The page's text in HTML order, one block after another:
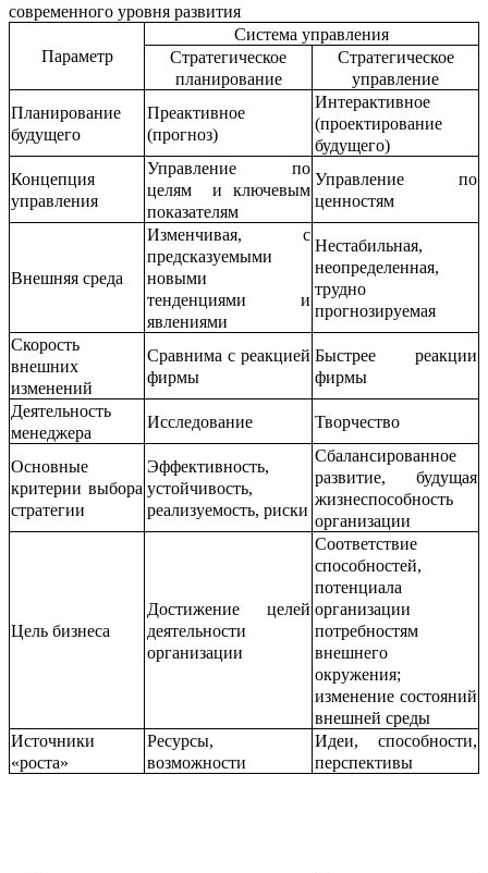
современного уровня развития
Параметр
Система управления
Стратегическое
планирование
Стратегическое
управление
Планирование
будущего
Преактивное
(прогноз)
Интерактивное
(проектирование
будущего)
Концепция
управления
Управление по
целям
и ключевым
показателям
Управление по
ценностям
Внешняя среда
Изменчивая, с
предсказуемыми
новыми
тенденциями и
явлениями
Нестабильная,
неопределенная,
трудно
прогнозируемая
Скорость
внешних
изменений
Сравнима с реакцией
фирмы
Быстрее реакции
фирмы
Деятельность
менеджера
Исследование Творчество
Основные
критерии выбора
стратегии
Эффективность,
устойчивость,
реализуемость, риски
Сбалансированное
развитие, будущая
жизнеспособность
организации
Цель бизнеса
Достижение целей
деятельности
организации
Соответствие
способностей,
потенциала
организации
потребностям
внешнего
окружения;
изменение состояний
внешней среды
Источники
«роста»
Ресурсы,
возможности
Идеи, способности,
перспективы